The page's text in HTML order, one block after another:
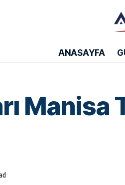
ANASAYFA
Manisa